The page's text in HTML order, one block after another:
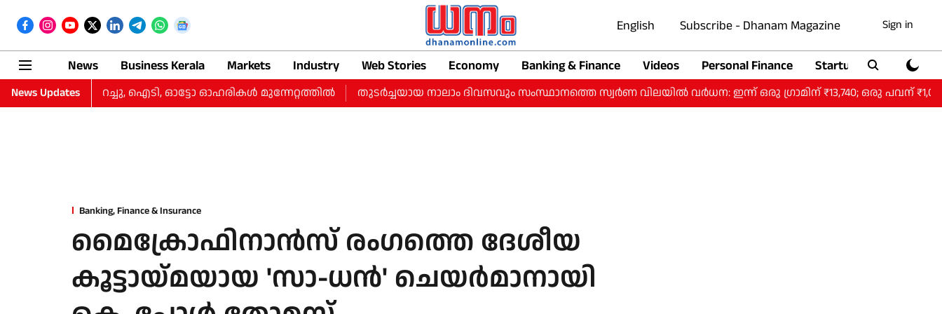
English Subscribe - Dhanam Magazine Sign in
News Business Kerala Markets Industry Web Stories Economy Banking & Finance Videos Personal Finance Startup
News Updates
നഷ്‌ടം കുറച്ചു, ഐടി, ഓട്ടോ ഓഹരികള്‍ മുന്നേറ്റത്തില്‍ തുടർച്ചയായ നാലാം ദിവസവും സംസ്ഥാനത്തെ സ്വർണ വിലയിൽ വർധന: ഇന്ന് ഒരു ​ഗ്രാമിന് ₹13,740; ഒരു പവന്
Banking, Finance & Insurance
മൈക്രോഫിനാന്‍സ് രംഗത്തെ ദേശീയ
കൂട്ടായ്മയായ 'സാ-ധന്‍' ചെയര്‍മാനായി